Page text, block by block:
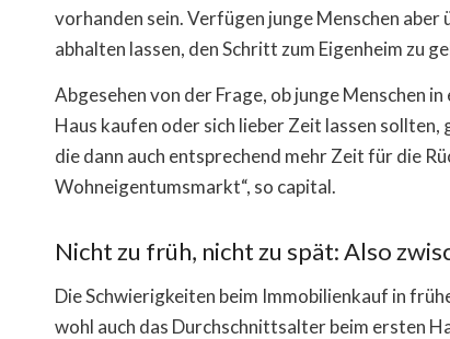
vorhanden sein. Verfügen junge Menschen
abhalten lassen, den Schritt zum Eigenheim zu
Abgesehen von der Frage, ob junge Menschen
Haus kaufen oder sich lieber Zeit lassen
die dann auch entsprechend mehr Zeit für die
Wohneigentumsmarkt“, so capital.
Nicht zu früh, nicht zu spät: Also
Die Schwierigkeiten beim Immobilienkauf in
wohl auch das Durchschnittsalter beim ersten